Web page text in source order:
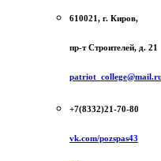
610021, г. Киров,
пр-т Строителей, д. 21
+7(8332)21-70-80
vk.com/pozspas43